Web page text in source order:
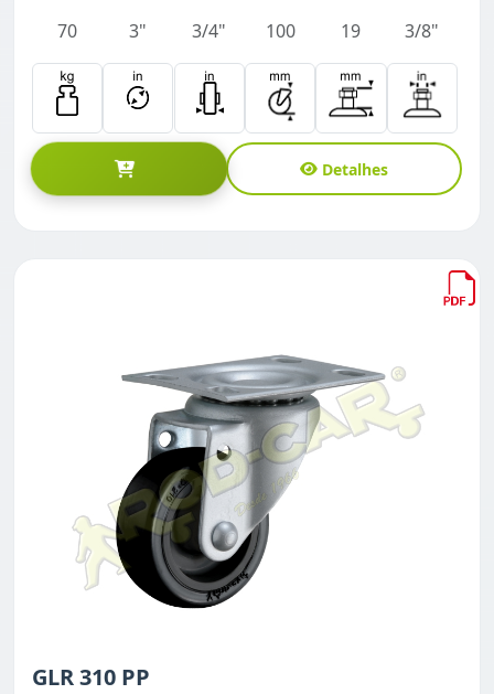
70 3" 3/4" 100 19 3/8"
Detalhes
GLR 310 PP